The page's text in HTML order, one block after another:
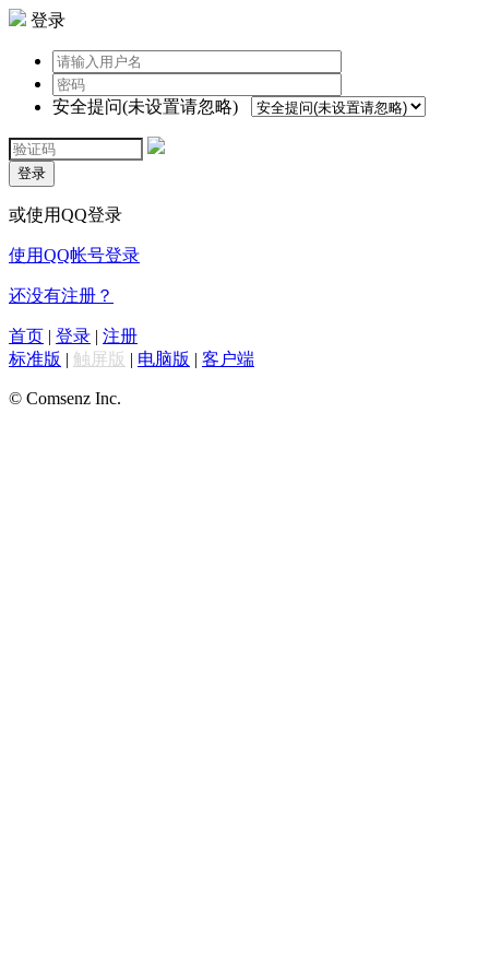
登录
安全提问(未设置请忽略)
登录
或使用QQ登录
使用QQ帐号登录
还没有注册？
首页 | 登录 | 注册
标准版 | 触屏版 | 电脑版 | 客户端
© Comsenz Inc.